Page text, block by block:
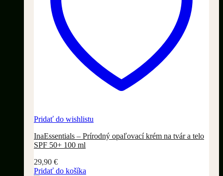
Pridať do wishlistu
InaEssentials – Prírodný opaľovací krém na tvár a telo
SPF 50+ 100 ml
29,90 €
Pridať do košíka